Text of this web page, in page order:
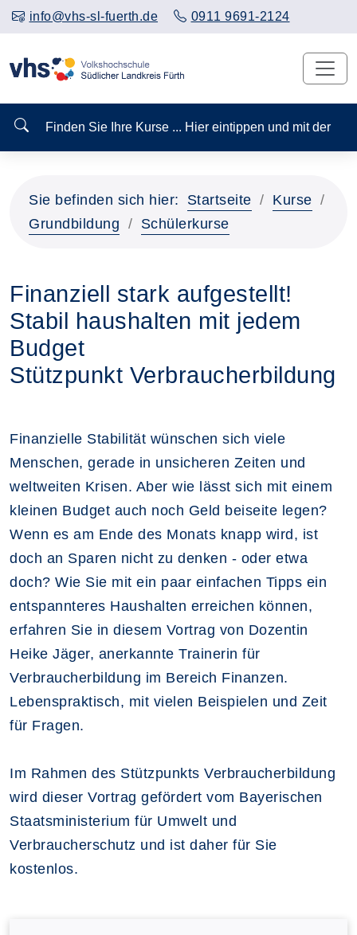
info@vhs-sl-fuerth.de 0911 9691-2124
Finden Sie Ihre Kurse ... Hier eintippen und mit
Sie befinden sich hier: Startseite
Kurse
Grundbildung
Schülerkurse
Finanziell stark aufgestellt!
Stabil haushalten mit jedem
Budget
Stützpunkt Verbraucherbildung
Finanzielle Stabilität wünschen sich viele
Menschen, gerade in unsicheren Zeiten und
weltweiten Krisen. Aber wie lässt sich mit einem
kleinen Budget auch noch Geld beiseite legen?
Wenn es am Ende des Monats knapp wird, ist
doch an Sparen nicht zu denken - oder etwa
doch? Wie Sie mit ein paar einfachen Tipps ein
entspannteres Haushalten erreichen können,
erfahren Sie in diesem Vortrag von Dozentin
Heike Jäger, anerkannte Trainerin für
Verbraucherbildung im Bereich Finanzen.
Lebenspraktisch, mit vielen Beispielen und Zeit
für Fragen.
Im Rahmen des Stützpunkts Verbraucherbildung
wird dieser Vortrag gefördert vom Bayerischen
Staatsministerium für Umwelt und
Verbraucherschutz und ist daher für Sie
kostenlos.